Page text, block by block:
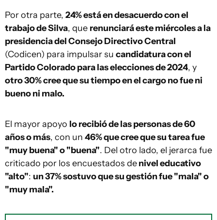
Por otra parte, 24% está en desacuerdo con el
trabajo de Silva, que renunciará este miércoles a la
presidencia del Consejo Directivo Central
(Codicen) para impulsar su candidatura con el
Partido Colorado para las elecciones de 2024, y
otro 30% cree que su tiempo en el cargo no fue ni
bueno ni malo.
El mayor apoyo lo recibió de las personas de 60
años o más, con un 46% que cree que su tarea fue
"muy buena" o "buena". Del otro lado, el jerarca fue
criticado por los encuestados denivel educativo
"alto": un 37% sostuvo que su gestión fue "mala" o
"muy mala".